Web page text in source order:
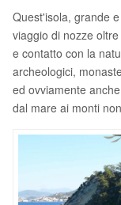
Quest'isola, grande
viaggio di nozze
e contatto con la
archeologici,
ed ovviamente
dal mare ai monti